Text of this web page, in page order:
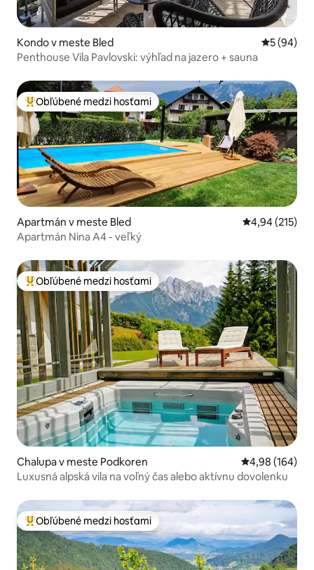
Kondo v meste Bled
5 (94)
Penthouse Vila Pavlovski: výhľad na jazero + sauna
Najobľúbenejšie medzi hosťami
Obľúbené medzi hosťami
Apartmán v meste Bled Priemerné
4,94 (215)
Apartmán Nina A4 - veľký
Najobľúbenejšie medzi hosťami
Obľúbené medzi hosťami
Chalupa v meste Podkoren Priemerné
4,98 (164)
Luxusná alpská vila na voľný čas alebo aktívnu dovolenku
Najobľúbenejšie medzi hosťami
Obľúbené medzi hosťami